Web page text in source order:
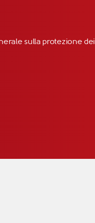
sulla protezione dei